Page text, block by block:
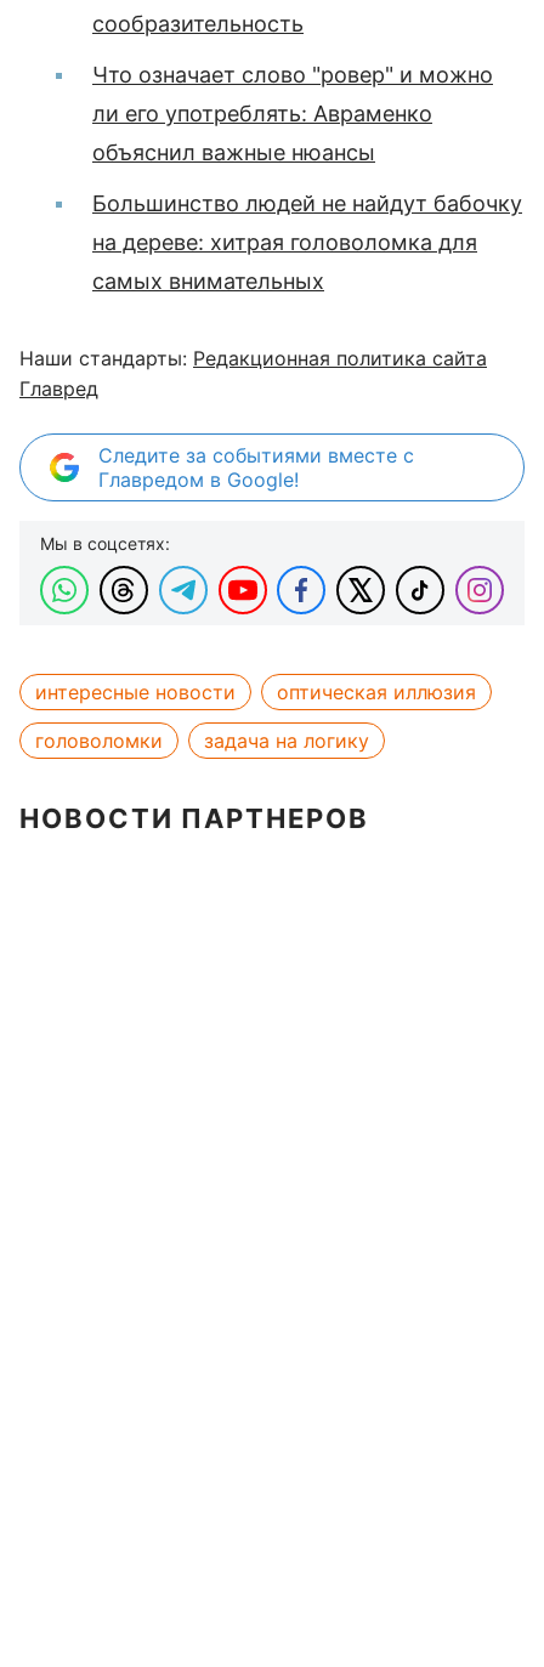
сообразительность
Что означает слово "ровер" и можно
ли его употреблять: Авраменко
объяснил важные нюансы
Большинство людей не найдут бабочку
на дереве: хитрая головоломка для
самых внимательных
Наши стандарты: Редакционная политика сайта
Главред
Следите за событиями вместе с
Главредом в Google!
Мы в соцсетях:
интересные новости
оптическая иллюзия
головоломки
задача на логику
НОВОСТИ ПАРТНЕРОВ